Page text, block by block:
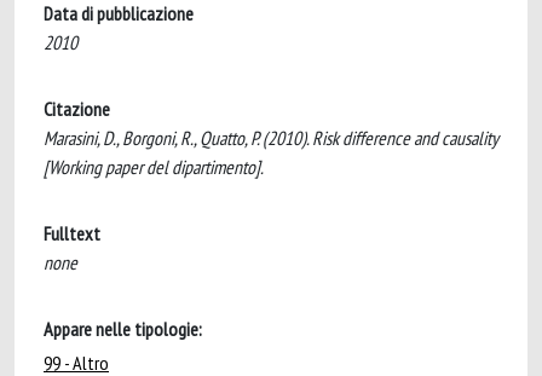
Data di pubblicazione
2010
Citazione
Marasini, D., Borgoni, R., Quatto, P. (2010). Risk difference and causality
[Working paper del dipartimento].
Fulltext
none
Appare nelle tipologie:
99 - Altro